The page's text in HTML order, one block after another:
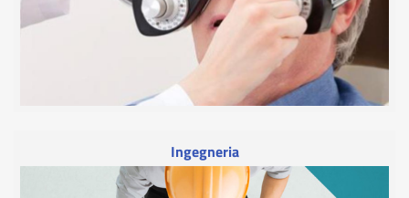
Ingegneria